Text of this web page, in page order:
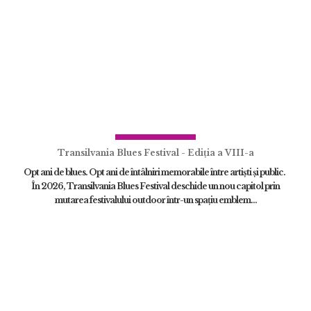
Transilvania Blues Festival - Ediția a VIII-a
Opt ani de blues. Opt ani de întâlniri memorabile între artiști și public.
În 2026, Transilvania Blues Festival deschide un nou capitol prin
mutarea festivalului outdoor într-un spațiu emblem...